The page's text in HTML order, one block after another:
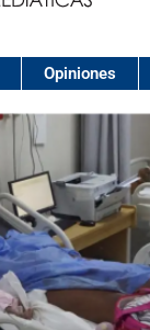
Opiniones